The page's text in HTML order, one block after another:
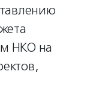
НКО на